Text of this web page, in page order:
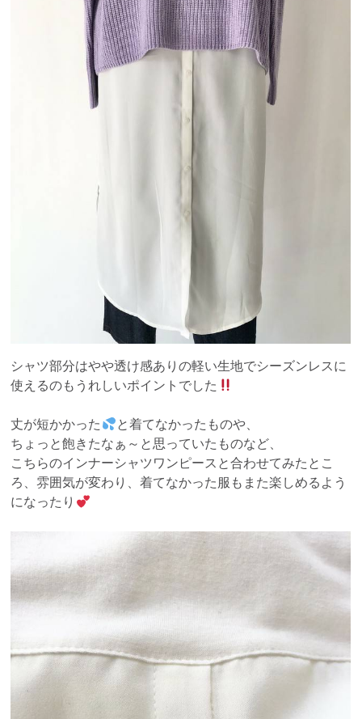
シャツ部分はやや透け感ありの軽い生地でシーズンレスに
使えるのもうれしいポイントでした
丈が短かかった
と着てなかったものや、
ちょっと飽きたなぁ～と思っていたものなど、
こちらのインナーシャツワンピースと合わせてみたとこ
ろ、雰囲気が変わり、着てなかった服もまた楽しめるよう
になったり